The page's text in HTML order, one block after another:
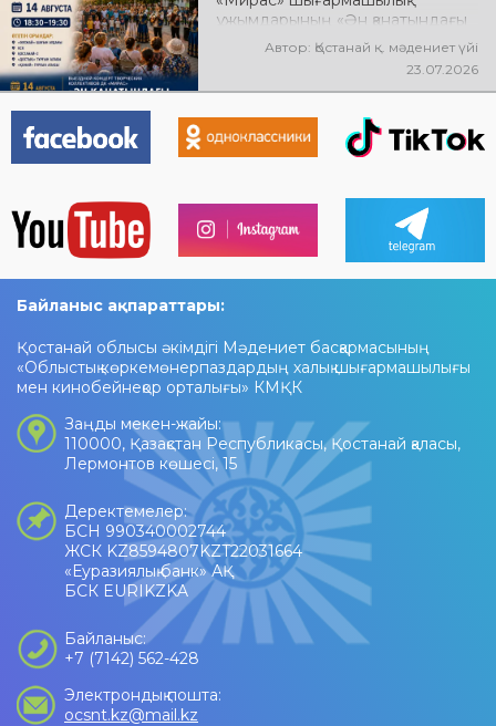
ұжымдарының «Ән қанатындағы
Қостанай» көшпелі концерті
өтеді! Баршаңызды мерекелік
Автор: Қостанай қ. мәдениет үйі
23.07.2026
Байланыс ақпараттары:
Қостанай облысы әкімдігі Мәдениет басқармасының
«Облыстық көркемөнерпаздардың халық шығармашылығы
мен кинобейнеқор орталығы» КМҚК
Заңды мекен-жайы:
110000, Қазақстан Республикасы, Қостанай қаласы,
Лермонтов көшесі, 15
Деректемелер:
БСН 990340002744
ЖСК KZ8594807KZT22031664
«Еуразиялық банк» АҚ
БСК EURIKZKA
Байланыс:
+7 (7142) 562-428
Электрондық пошта:
ocsnt.kz@mail.kz